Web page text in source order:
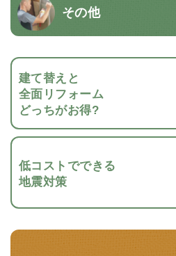
その他
建て替えと
全面リフォーム
どっちがお得?
低コストでできる
地震対策